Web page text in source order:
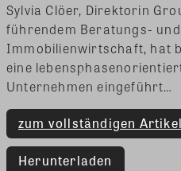
Sylvia Clöer, Direktorin
führendem Beratungs-
Immobilienwirtschaft, hat
eine
Unternehmen eingeführt…
zum vollständigen
Herunterladen